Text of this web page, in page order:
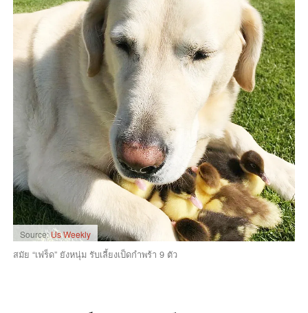
Source:Us Weekly
สมัย “เฟร็ด” ยังหนุ่ม รับเลี้ยงเป็ดกำพร้า 9 ตัว